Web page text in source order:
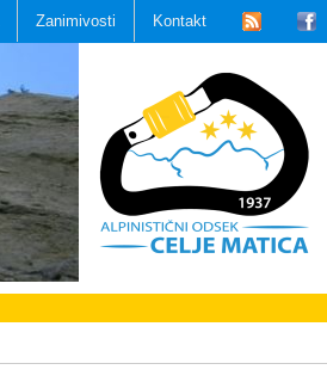
Zanimivosti Kontakt